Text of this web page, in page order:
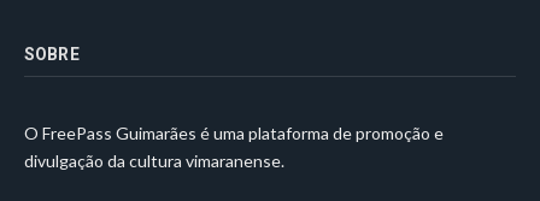
SOBRE
O FreePass Guimarães é uma plataforma de promoção e
divulgação da cultura vimaranense.